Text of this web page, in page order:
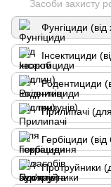
Засоби захисту
Фунгіциди
Інсектициди
Родентициди
Гербіциди (від
Протруйники